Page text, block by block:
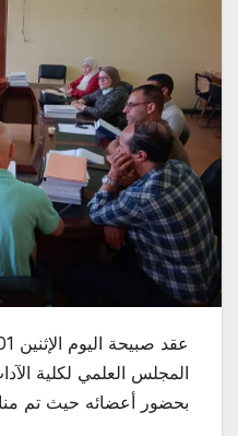
المجلس العلمي لكلية
بحضور أعضائه حيث تم